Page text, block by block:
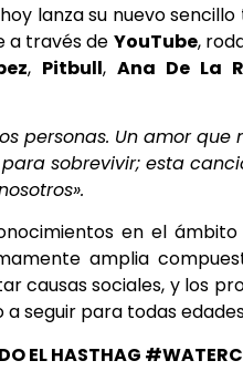
hoy lanza su nuevo
a través de YouTube,
, Pitbull, Ana De La
personas. Un amor que
sobrevivir; esta
en el
amplia
causas sociales, y los
seguir para todas
EL HASTHAG